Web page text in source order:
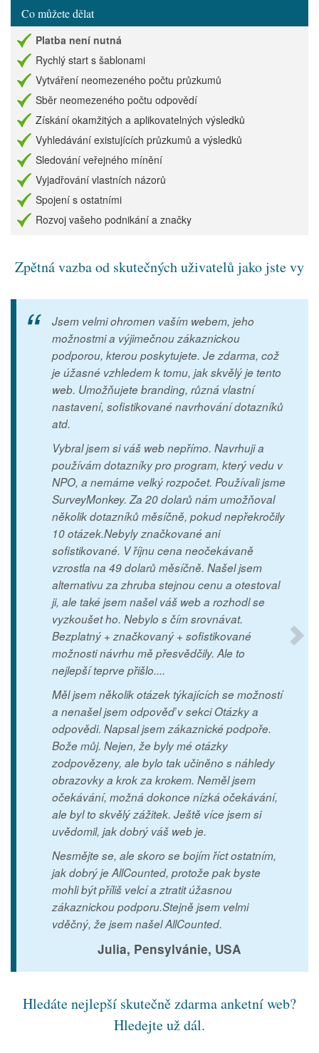
Co můžete dělat
Platba není nutná
Rychlý start s šablonami
Vytváření neomezeného počtu průzkumů
Sběr neomezeného počtu odpovědí
Získání okamžitých a aplikovatelných výsledků
Vyhledávání existujících průzkumů a výsledků
Sledování veřejného mínění
Vyjadřování vlastních názorů
Spojení s ostatními
Rozvoj vašeho podnikání a značky
Zpětná vazba od skutečných uživatelů jako jste vy
Jsem velmi ohromen vaším webem, jeho
možnostmi a výjimečnou zákaznickou
podporou, kterou poskytujete. Je zdarma, což
je úžasné vzhledem k tomu, jak skvělý je tento
web. Umožňujete branding, různá vlastní
nastavení, sofistikované navrhování dotazníků
atd.
Vybral jsem si váš web nepřímo. Navrhuji a
používám dotazníky pro program, který vedu v
NPO, a nemáme velký rozpočet. Používali jsme
SurveyMonkey. Za 20 dolarů nám umožňoval
několik dotazníků měsíčně, pokud nepřekročily
10 otázek.Nebyly značkované ani
sofistikované. V říjnu cena neočekávaně
vzrostla na 49 dolarů měsíčně. Našel jsem
alternativu za zhruba stejnou cenu a otestoval
ji, ale také jsem našel váš web a rozhodl se
vyzkoušet ho. Nebylo s čím srovnávat.
Bezplatný + značkovaný + sofistikované
možnosti návrhu mě přesvědčily. Ale to
nejlepší teprve přišlo....
Měl jsem několik otázek týkajících se možností
a nenašel jsem odpověď v sekci Otázky a
odpovědi. Napsal jsem zákaznické podpoře.
Bože můj. Nejen, že byly mé otázky
zodpovězeny, ale bylo tak učiněno s náhledy
obrazovky a krok za krokem. Neměl jsem
očekávání, možná dokonce nízká očekávání,
ale byl to skvělý zážitek. Ještě více jsem si
uvědomil, jak dobrý váš web je.
Nesmějte se, ale skoro se bojím říct ostatním,
jak dobrý je AllCounted, protože pak byste
mohli být příliš velcí a ztratit úžasnou
zákaznickou podporu.Stejně jsem velmi
vděčný, že jsem našel AllCounted.
Julia, Pensylvánie, USA
Hledáte nejlepší skutečně zdarma anketní web?
Hledejte už dál.